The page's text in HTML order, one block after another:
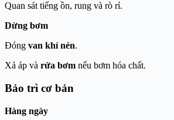
Quan sát tiếng ồn, rung và rò rỉ.
Dừng bơm
Đóng van khí nén.
Xả áp và rửa bơm nếu bơm hóa chất.
Bảo trì cơ bản
Hàng ngày